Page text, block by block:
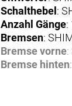
Schalthebel :
Anzahl Gänge:
Bremsen:
Bremse vorne:
Bremse hinten